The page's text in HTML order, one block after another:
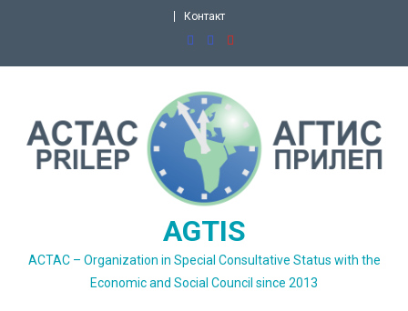
Контакт
AGTIS
ACTAC – Organization in Special Consultative Status with the
Economic and Social Council since 2013